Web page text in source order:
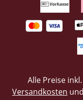
Alle Preise
Versandkosten